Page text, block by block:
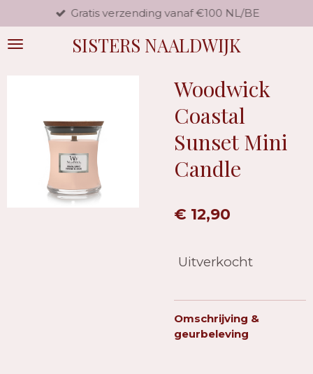
direct
naar
SISTERS NAALDWIJK
Gratis verzending vanaf €100 NL/BE
Woodwick
Coastal
Sunset Mini
Candle
€ 12,90
Uitverkocht
Omschrijving &
geurbeleving